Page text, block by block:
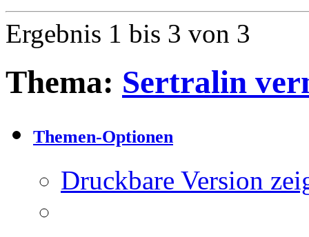
Ergebnis 1 bis 3 von 3
Thema: Sertralin
Themen-Optionen
Druckbare Version